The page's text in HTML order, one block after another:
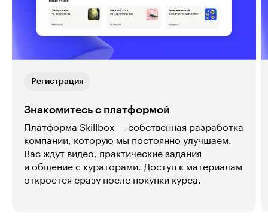
Регистрация
Знакомитесь с платформой
Платформа Skillbox — собственная разработка
компании, которую мы постоянно улучшаем.
Вас ждут видео, практические задания
и общение с кураторами. Доступ к материалам
откроется сразу после покупки курса.